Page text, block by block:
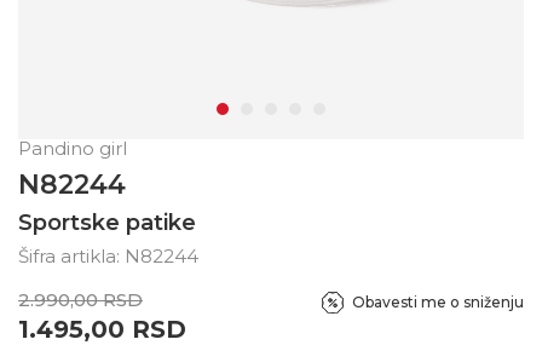
Pandino girl
N82244
Sportske patike
Šifra artikla: N82244
2.990,00 RSD
1.495,00 RSD
Obavesti me o sniženju